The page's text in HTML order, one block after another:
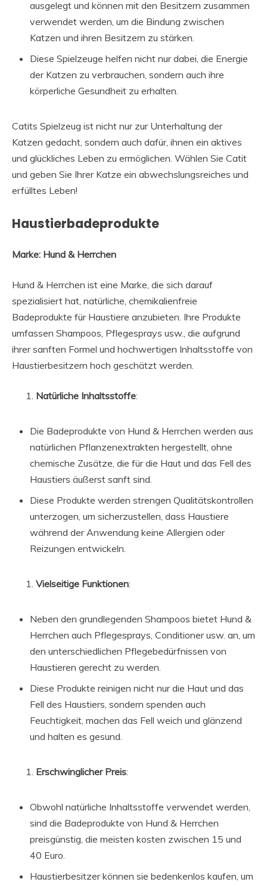
ausgelegt und können mit den Besitzern zusammen
verwendet werden, um die Bindung zwischen
Katzen und ihren Besitzern zu stärken.
Diese Spielzeuge helfen nicht nur dabei, die Energie
der Katzen zu verbrauchen, sondern auch ihre
körperliche Gesundheit zu erhalten.
Catits Spielzeug ist nicht nur zur Unterhaltung der
Katzen gedacht, sondern auch dafür, ihnen ein aktives
und glückliches Leben zu ermöglichen. Wählen Sie Catit
und geben Sie Ihrer Katze ein abwechslungsreiches und
erfülltes Leben!
Haustierbadeprodukte
Marke: Hund & Herrchen
Hund & Herrchen ist eine Marke, die sich darauf
spezialisiert hat, natürliche, chemikalienfreie
Badeprodukte für Haustiere anzubieten. Ihre Produkte
umfassen Shampoos, Pflegesprays usw., die aufgrund
ihrer sanften Formel und hochwertigen Inhaltsstoffe von
Haustierbesitzern hoch geschätzt werden.
Natürliche Inhaltsstoffe:
Die Badeprodukte von Hund & Herrchen werden aus
natürlichen Pflanzenextrakten hergestellt, ohne
chemische Zusätze, die für die Haut und das Fell des
Haustiers äußerst sanft sind.
Diese Produkte werden strengen Qualitätskontrollen
unterzogen, um sicherzustellen, dass Haustiere
während der Anwendung keine Allergien oder
Reizungen entwickeln.
Vielseitige Funktionen:
Neben den grundlegenden Shampoos bietet Hund &
Herrchen auch Pflegesprays, Conditioner usw. an, um
den unterschiedlichen Pflegebedürfnissen von
Haustieren gerecht zu werden.
Diese Produkte reinigen nicht nur die Haut und das
Fell des Haustiers, sondern spenden auch
Feuchtigkeit, machen das Fell weich und glänzend
und halten es gesund.
Erschwinglicher Preis:
Obwohl natürliche Inhaltsstoffe verwendet werden,
sind die Badeprodukte von Hund & Herrchen
preisgünstig, die meisten kosten zwischen 15 und
40 Euro.
Haustierbesitzer können sie bedenkenlos kaufen, um